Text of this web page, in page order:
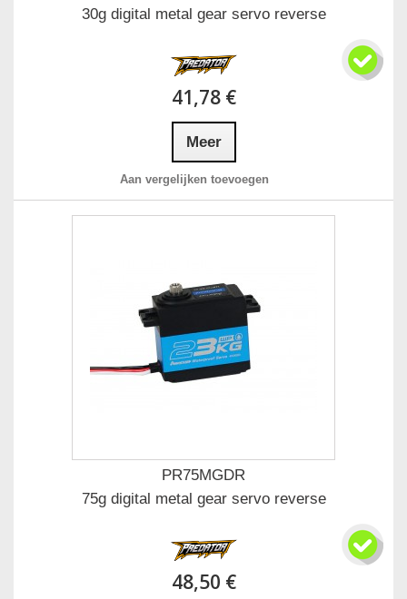
30g digital metal gear servo reverse
41,78 €
Meer
Aan vergelijken toevoegen
PR75MGDR
75g digital metal gear servo reverse
48,50 €